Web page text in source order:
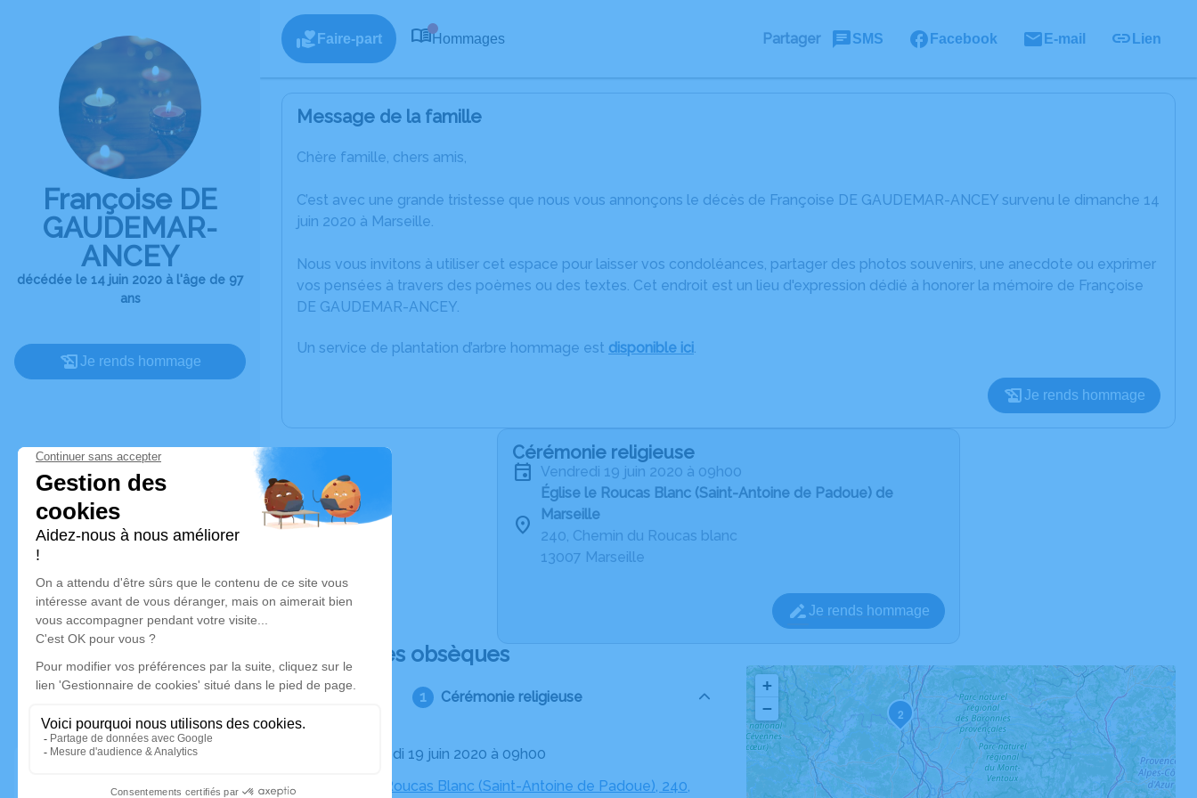
Françoise DE
GAUDEMAR-
ANCEY
décédée le 14 juin 2020 à l'âge de 97
ans
Je rends hommage
Faire-part Hommages Partager SMS Facebook E-mail Lien
Message de la famille
Chère famille, chers amis,
C’est avec une grande tristesse que nous vous annonçons le décès de Françoise DE GAUDEMAR-ANCEY survenu le dimanche 14
juin 2020 à Marseille.
Nous vous invitons à utiliser cet espace pour laisser vos condoléances, partager des photos souvenirs, une anecdote ou exprimer
vos pensées à travers des poèmes ou des textes. Cet endroit est un lieu d'expression dédié à honorer la mémoire de Françoise
DE GAUDEMAR-ANCEY.
Un service de plantation d’arbre hommage est disponible ici.
Je rends hommage
Cérémonie religieuse
vendredi 19 juin 2020 à 09h00
Église le Roucas Blanc (Saint-Antoine de Padoue) de
Marseille
240, Chemin du Roucas blanc
13007 Marseille
Je rends hommage
Déroulé des obsèques
Cérémonie religieuse
Le vendredi 19 juin 2020 à 09h00
Église le Roucas Blanc (Saint-Antoine de Padoue), 240,
2
+
−